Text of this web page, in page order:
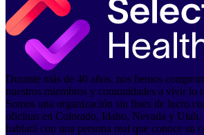
Durante más de 40 años, nos hemos
nuestros miembros y comunidades a vivir lo
Somos una organización sin fines de lucro
oficinas en Colorado, Idaho, Nevada y Utah.
hablará con una persona real que conoce su